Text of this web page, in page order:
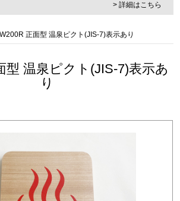
> 詳細はこちら
正面型 温泉ピクト(JIS-7)表示あり
型 温泉ピクト(JIS-7)表示あ
り